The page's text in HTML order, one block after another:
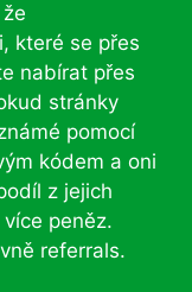
které se přes
nabírat přes
stránky
pomocí
kódem a oni
z jejich
peněz.
referrals.